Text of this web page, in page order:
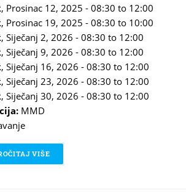
Prosinac 12, 2025 - 08:30 to 12:00
Prosinac 19, 2025 - 08:30 to 10:00
Siječanj 2, 2026 - 08:30 to 12:00
Siječanj 9, 2026 - 08:30 to 12:00
Siječanj 16, 2026 - 08:30 to 12:00
Siječanj 23, 2026 - 08:30 to 12:00
Siječanj 30, 2026 - 08:30 to 12:00
MMD
VIŠE